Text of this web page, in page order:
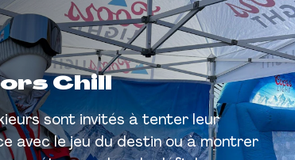
Chill
sont invités à tenter leur
avec le jeu du destin ou à montrer